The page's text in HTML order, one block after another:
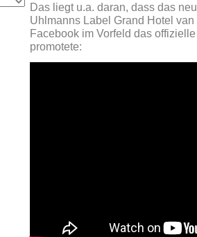
Das liegt u.a. daran, dass das
Uhlmanns Label Grand Hotel
Facebook im Vorfeld das
promotete: